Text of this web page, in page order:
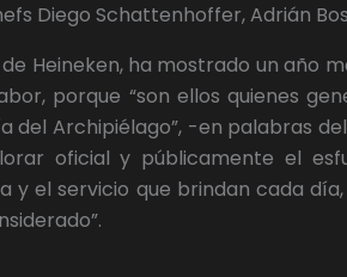
Diego Schattenhoffer, Adrián
Heineken, ha mostrado un año
porque “son ellos quienes
Archipiélago”, -en palabras
oficial y públicamente el
el servicio que brindan cada